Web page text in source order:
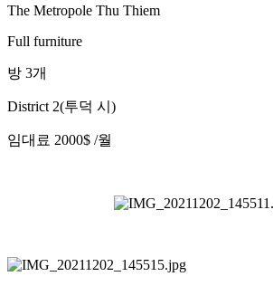
The Metropole Thu Thiem
Full furniture
방 3개
District 2(투덕 시)
임대료 2000$ /월